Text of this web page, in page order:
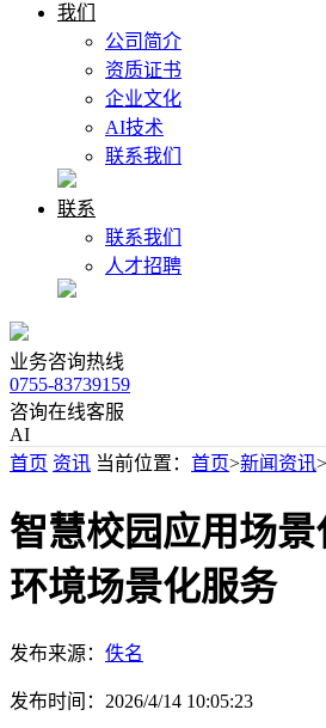
我们
公司简介
资质证书
企业文化
AI技术
联系我们
联系
联系我们
人才招聘
业务咨询热线
0755-83739159
咨询在线客服
AI
首页 资讯 当前位置： 首页>新闻资讯>
智慧校园应用场
环境场景化服务
发布来源： 佚名
发布时间： 2026/4/14 10:05:23